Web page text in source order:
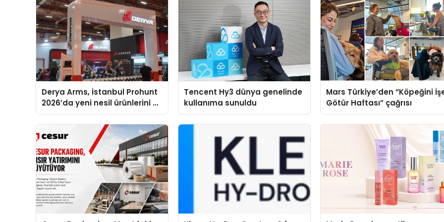
Derya Arms, İstanbul Prohunt
2026’da yeni nesil ürünlerini ve
global marka vizyonunu
sergiledi
Tencent Hy3 dünya genelinde
kullanıma sunuldu
Mars Türkiye’den “Köpeğini
Götür Haftası” çağrısı